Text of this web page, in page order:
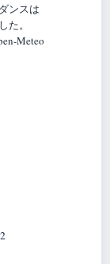
ンスは
。
Meteo